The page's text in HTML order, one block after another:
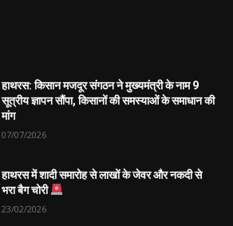
हाथरस: किसान मजदूर संगठन ने मुख्यमंत्री के नाम 9
सूत्रीय ज्ञापन सौंपा, किसानों की समस्याओं के समाधान की
मांग
07/07/2026
हाथरस में शादी समारोह से लाखों के जेवर और नकदी से
भरा बैग चोरी
23/02/2026